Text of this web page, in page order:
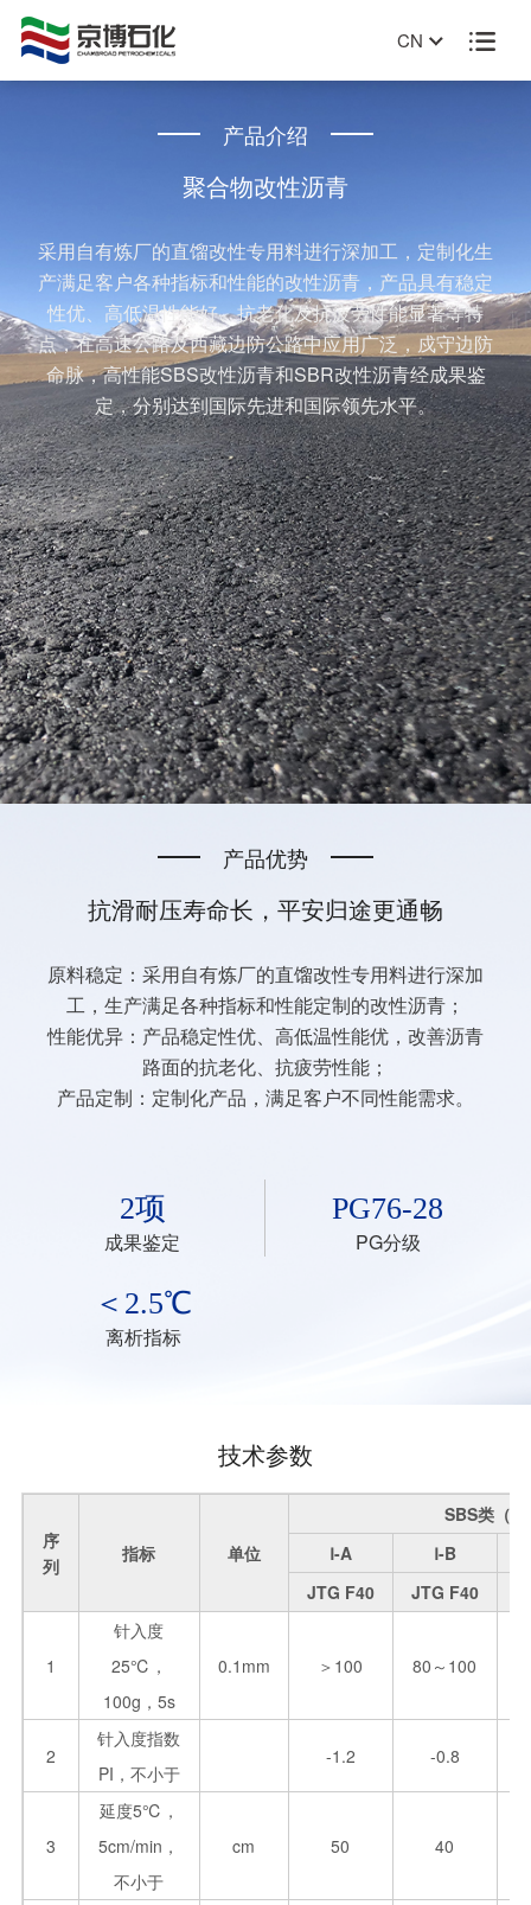

CN
产品介绍
聚合物改性沥青
采用自有炼厂的直馏改性专用料进行深加工，定制化生
产满足客户各种指标和性能的改性沥青，产品具有稳定
性优、高低温性能好、抗老化及抗疲劳性能显著等特
点，在高速公路及西藏边防公路中应用广泛，戍守边防
命脉，高性能SBS改性沥青和SBR改性沥青经成果鉴
定，分别达到国际先进和国际领先水平。
产品优势
抗滑耐压寿命长，平安归途更通畅
原料稳定：采用自有炼厂的直馏改性专用料进行深加
工，生产满足各种指标和性能定制的改性沥青；
性能优异：产品稳定性优、高低温性能优，改善沥青
路面的抗老化、抗疲劳性能；
产品定制：定制化产品，满足客户不同性能需求。
2项
成果鉴定
PG76-28
PG分级
＜2.5℃
离析指标
技术参数
序
列
指标 单位
SBS类（Ⅰ
Ⅰ-A
Ⅰ-B
JTG F40
JTG F40
1
针入度
25℃，
100g，5s
0.1mm ＞100 80～100
2
针入度指数
PI，不小于
-1.2 -0.8
3
延度5℃，
5cm/min，
不小于
cm 50 40